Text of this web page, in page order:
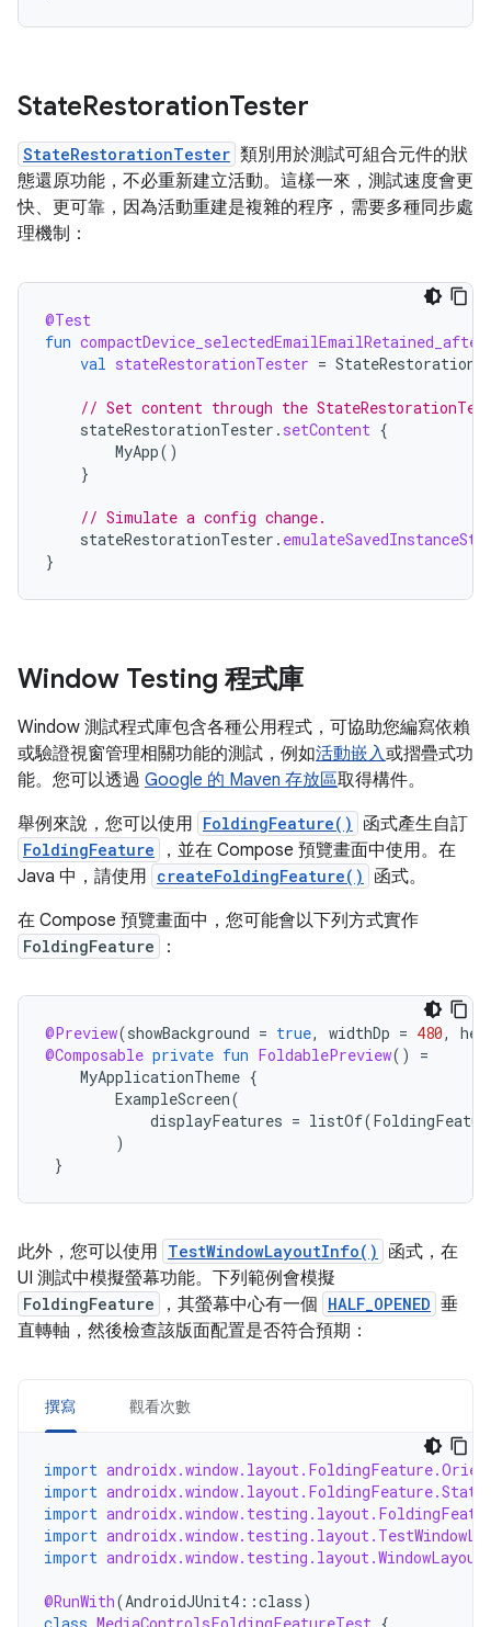
StateRestorationTester
StateRestorationTester 類別用於測試可組合元件的狀
態還原功能，不必重新建立活動。這樣一來，測試速度會更
快、更可靠，因為活動重建是複雜的程序，需要多種同步處
理機制：
@Test
fun
val stateRestorationTester =
// Set content through the
stateRestorationTester . setContent {
MyApp()
}
// Simulate a config change.
stateRestorationTester .
}
Window Testing 程式庫
Window 測試程式庫包含各種公用程式，可協助您編寫依賴
或驗證視窗管理相關功能的測試，例如活動嵌入或摺疊式功
能。您可以透過 Google 的 Maven 存放區取得構件。
舉例來說，您可以使用 FoldingFeature() 函式產生自訂
FoldingFeature
，並在 Compose 預覽畫面中使用。在
Java 中，請使用 createFoldingFeature()
函式。
在 Compose 預覽畫面中，您可能會以下列方式實作
FoldingFeature ：
@Preview(showBackground = true, widthDp = 480,
@Composable private fun FoldablePreview()
=
MyApplicationTheme {
ExampleScreen(
displayFeatures = listOf(
)
}
此外，您可以使用 TestWindowLayoutInfo()
函式，在
UI 測試中模擬螢幕功能。下列範例會模擬
FoldingFeature ，其螢幕中心有一個 HALF_OPENED 垂
直轉軸，然後檢查該版面配置是否符合預期：
撰寫 觀看次數
import
import
import
import
import
@RunWith(AndroidJUnit4 ::class)